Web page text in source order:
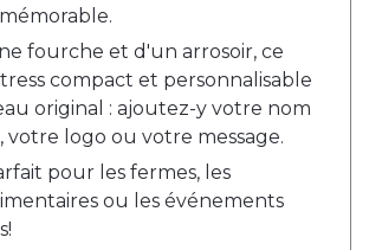
fourche et d'un arrosoir, ce
compact et personnalisable
original : ajoutez-y votre nom
votre logo ou votre message.
pour les fermes, les
ou les événements